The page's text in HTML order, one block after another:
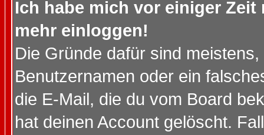
Ich habe mich vor einiger
mehr einloggen!
Die Gründe dafür sind
Benutzernamen oder ein
die E-Mail, die du vom Board
hat deinen Account gelöscht.